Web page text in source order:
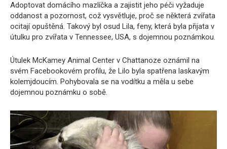
Adoptovat domácího mazlíčka a zajistit jeho péči vyžaduje
oddanost a pozornost, což vysvětluje, proč se některá zvířata
ocitají opuštěná. Takový byl osud Lila, feny, která byla přijata v
útulku pro zvířata v Tennessee, USA, s dojemnou poznámkou.
Útulek McKamey Animal Center v Chattanoze oznámil na
svém Facebookovém profilu, že Lilo byla spatřena laskavým
kolemjdoucím. Pohybovala se na vodítku a měla u sebe
dojemnou poznámku o sobě.